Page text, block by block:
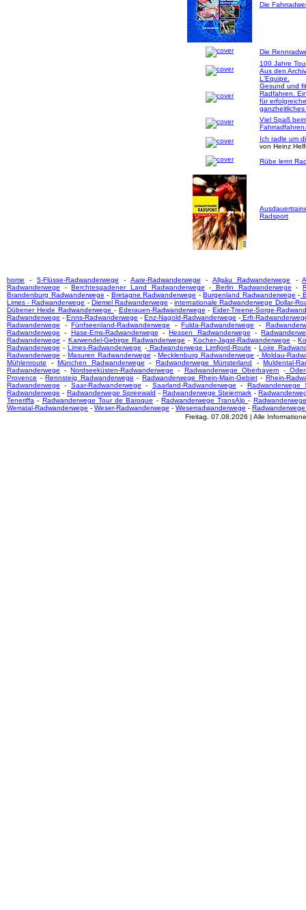
Die
Die
100 Jahre
Aus den
L'Equipe.
Gesund und
Radfahren.
für
Viel Spaß
Fahrradfahren.
Ich radle um
von Heinz
Rübe lernt
Radsport
home - 5-Flüsse-Radwanderwege - Aare-Radwanderwege - Allgäu Radwanderwege -
Radwanderwege -Berchtesgadener Land Radwanderwege - Berlin Radwanderwege -
Brandenburg Radwanderwege - Bretagne Radwanderwege -Burgenland Radwanderwege -
Limes - Radwanderwege - Diemel Radwanderwege -internationale Radwanderwege Dollar-
Dübener Heide Radwanderwege - Ederauen-Radwanderwege -Eider-Treene-Sorge-
Radwanderwege -Enns-Radwanderwege -Enz-Nagold-Radwanderwege - Erft-
Radwanderwege -Fünfseenland-Radwanderwege -Fulda-Radwanderwege -
Radwanderwege - Hase-Ems-Radwanderwege -Hessen Radwanderwege -
Radwanderwege - Karwendel-Gebirge Radwanderwege - Kocher-Jagst-Radwanderwege -
Radwanderwege -Limes-Radwanderwege -Radwanderwege Limfjord-Route -Loire
Radwanderwege - Masuren Radwanderwege -Mecklenburg Radwanderwege - Moldau-
Mühlenroute -München Radwanderwege - Radwanderwege Münsterland -Muldental-
Radwanderwege -Nordseeküsten-Radwanderwege - Radwanderwege Oberbayern -Oder-
Provence -Rennsteig Radwanderwege - Radwanderwege Rhein-Main-Gebiet- Rhein-
Radwanderwege - Saar-Radwanderwege - Saarland-Radwanderwege - Radwanderwege
Radwanderwege - Radwanderwege Spreewald - Radwanderwege Steiermark -
Teneriffa - Radwanderwege Tour de Baroque - Radwanderwege TransAlp-
Werratal-Radwanderwege - Weser-Radwanderwege - Weserradwanderwege -
Freitag, 07.08.2026 | Alle